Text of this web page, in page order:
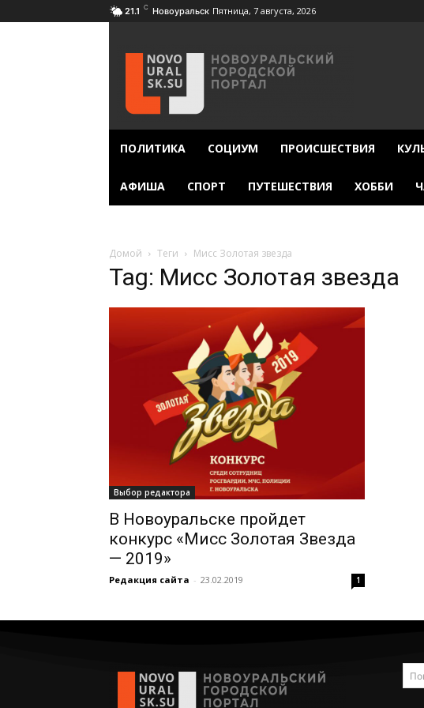
21.1 C Новоуральск Пятница, 7 августа, 2026
ПОЛИТИКА СОЦИУМ ПРОИСШЕСТВИЯ
АФИША СПОРТ ПУТЕШЕСТВИЯ ХОББИ
Домой Теги Мисс Золотая звезда
Tag: Мисс Золотая звезда
Выбор редактора
В Новоуральске пройдет
конкурс «Мисс Золотая Звезда
— 2019»
Редакция сайта - 23.02.2019 1